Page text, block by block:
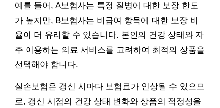
예를 들어, A보험사는 특정 질병에 대한 보장 한도
가 높지만, B보험사는 비급여 항목에 대한 보장 비
율이 더 유리할 수 있습니다. 본인의 건강 상태와 자
주 이용하는 의료 서비스를 고려하여 최적의 상품을
선택해야 합니다.
실손보험은 갱신 시마다 보험료가 인상될 수 있으므
로, 갱신 시점의 건강 상태 변화와 상품의 적정성을